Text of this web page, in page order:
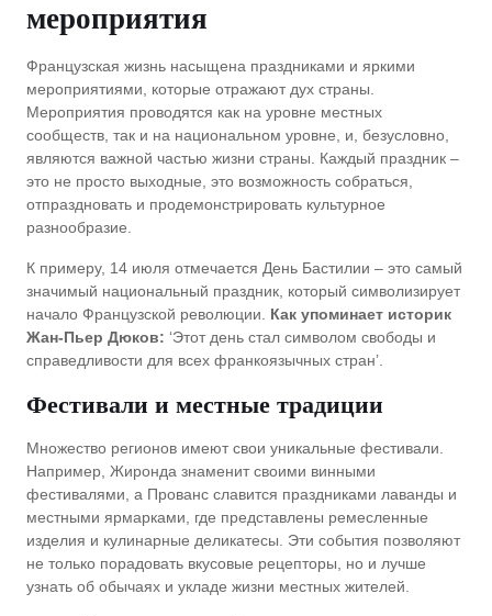
мероприятия
Французская жизнь насыщена праздниками и яркими
мероприятиями, которые отражают дух страны.
Мероприятия проводятся как на уровне местных
сообществ, так и на национальном уровне, и, безусловно,
являются важной частью жизни страны. Каждый праздник –
это не просто выходные, это возможность собраться,
отпраздновать и продемонстрировать культурное
разнообразие.
К примеру, 14 июля отмечается День Бастилии – это самый
значимый национальный праздник, который символизирует
начало Французской революции. Как упоминает историк
Жан-Пьер Дюков: ‘Этот день стал символом свободы и
справедливости для всех франкоязычных стран’.
Фестивали и местные традиции
Множество регионов имеют свои уникальные фестивали.
Например, Жиронда знаменит своими винными
фестивалями, а Прованс славится праздниками лаванды и
местными ярмарками, где представлены ремесленные
изделия и кулинарные деликатесы. Эти события позволяют
не только порадовать вкусовые рецепторы, но и лучше
узнать об обычаях и укладе жизни местных жителей.